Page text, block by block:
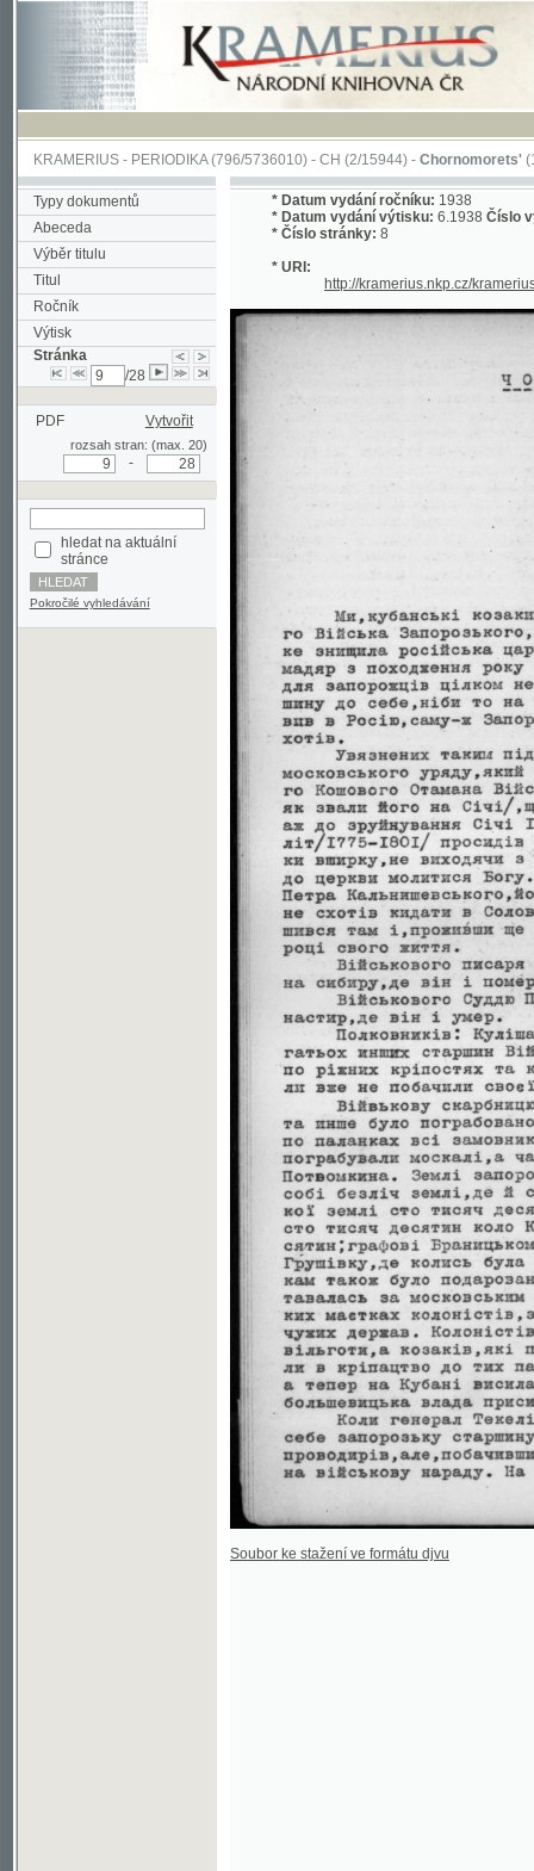
KRAMERIUS-PERIODIKA(796/5736010) -CH(2/15944) -Chornomorets'(1/115)
Typy dokumentů
Abeceda
Výběr titulu
Titul
Ročník
Výtisk
Stránka
PDF Vytvořit
rozsah stran: (max. 20)
stránce
Pokročilé vyhledávání
Datum vydání výtisku:6.1938Číslo výtisku:
Číslo stránky:8
http://kramerius.nkp.cz/kramerius/
Soubor ke stažení ve formátu djvu